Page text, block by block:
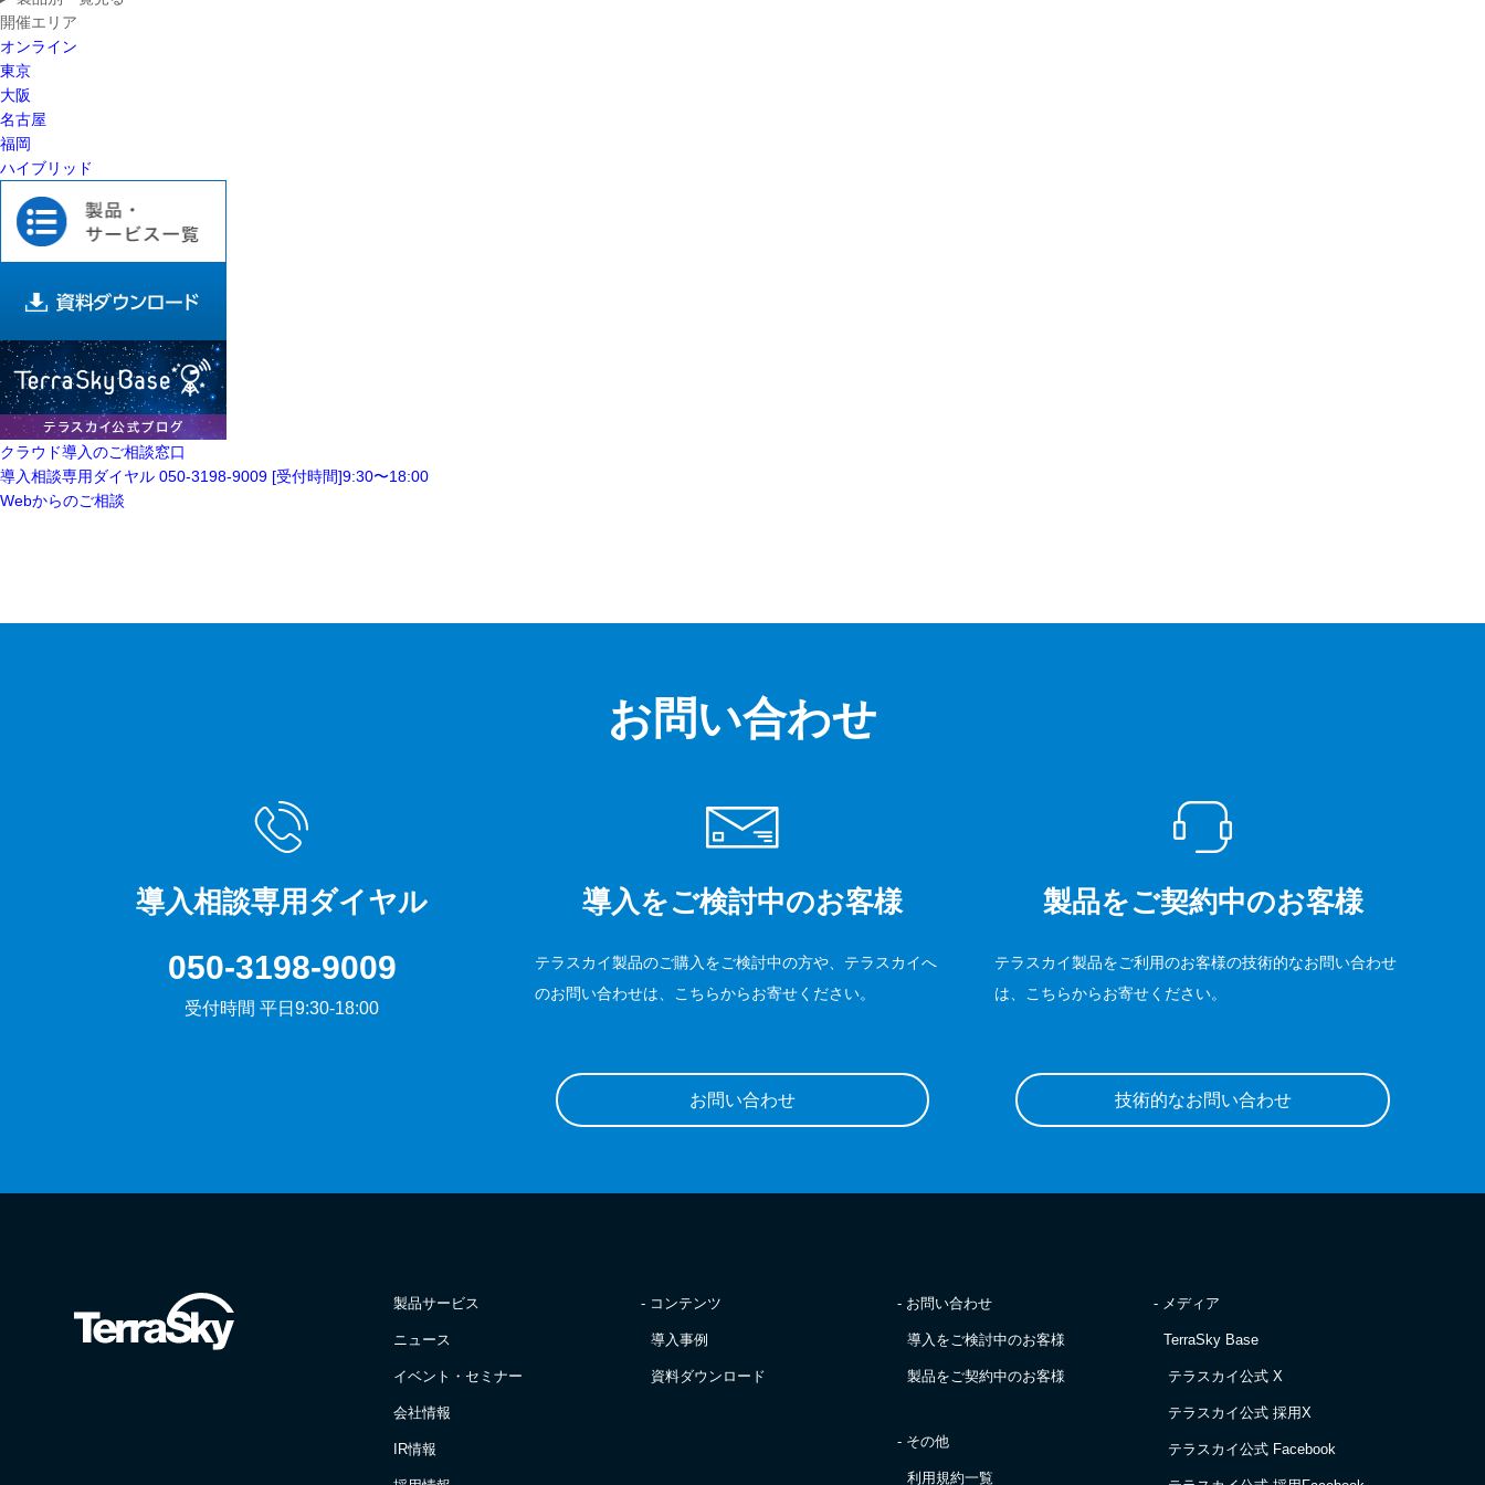
開催エリア
オンライン
東京
大阪
名古屋
福岡
ハイブリッド
クラウド導入のご相談窓口
導入相談専用ダイヤル 050-3198-9009 [受付時間]9:30〜18:00
Webからのご相談
お問い合わせ
導入相談専用ダイヤル
050-3198-9009
受付時間 平日9:30-18:00
導入をご検討中のお客様
テラスカイ製品のご購入をご検討中の方や、テラスカイへ
のお問い合わせは、こちらからお寄せください。
お問い合わせ
製品をご契約中のお客様
テラスカイ製品をご利用のお客様の技術的なお問い合わせ
は、こちらからお寄せください。
技術的なお問い合わせ
製品サービス
ニュース
イベント・セミナー
会社情報
IR情報
- コンテンツ
導入事例
資料ダウンロード
- お問い合わせ
導入をご検討中のお客様
製品をご契約中のお客様
- その他
利用規約一覧
- メディア
TerraSky Base
テラスカイ公式 X
テラスカイ公式 採用X
テラスカイ公式 Facebook